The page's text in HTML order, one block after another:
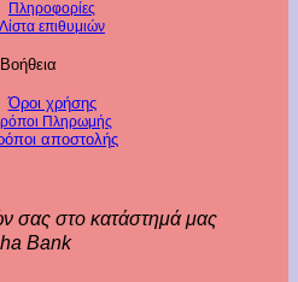
Πληροφορίες
Λίστα επιθυμιών
Βοήθεια
Όροι χρήσης
Πληρωμής
αποστολής
σας στο κατάστημά μας
Bank